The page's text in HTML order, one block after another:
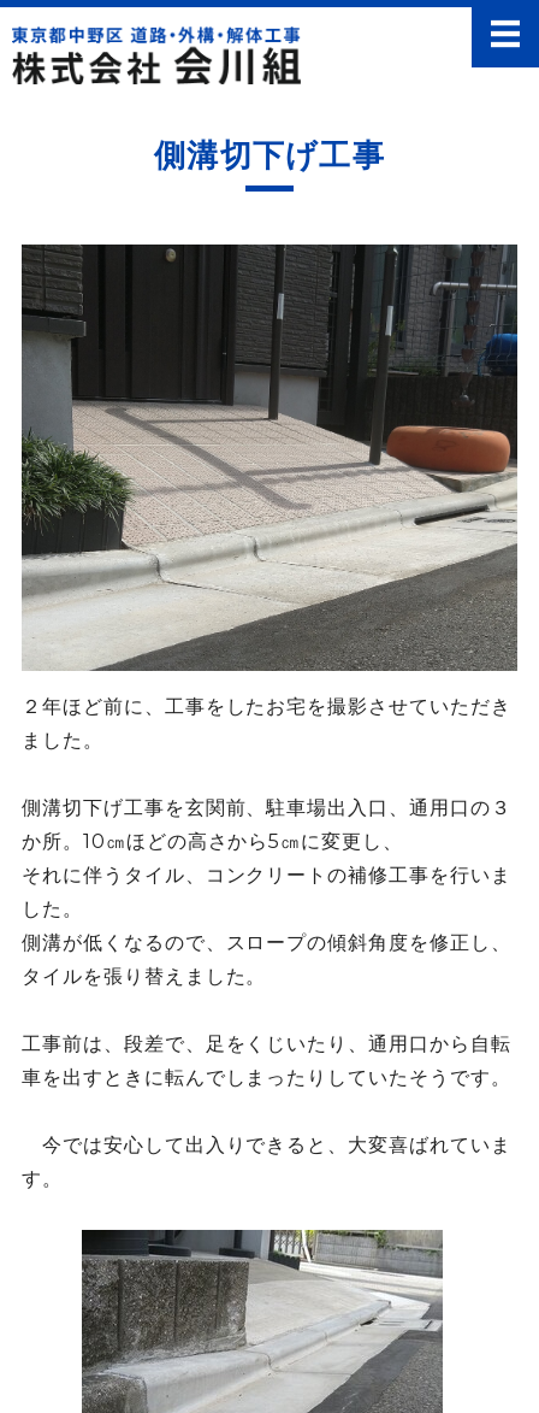
株式会社 会
求人情報
会社概要
お問い合わせ
側溝切下げ工事
２年ほど前に、工事をしたお宅を撮影させていただき
ました。
側溝切下げ工事を玄関前、駐車場出入口、通用口の３
か所。10㎝ほどの高さから5㎝に変更し、
それに伴うタイル、コンクリートの補修工事を行いま
した。
側溝が低くなるので、スロープの傾斜角度を修正し、
タイルを張り替えました。
工事前は、段差で、足をくじいたり、通用口から自転
車を出すときに転んでしまったりしていたそうです。
今では安心して出入りできると、大変喜ばれていま
す。